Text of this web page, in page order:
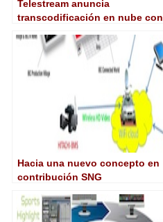
Telestream anuncia
transcodificación en nube con
Hacia una nuevo concepto en
contribución SNG